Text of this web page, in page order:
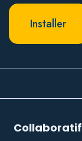
Installer
Collaboratif